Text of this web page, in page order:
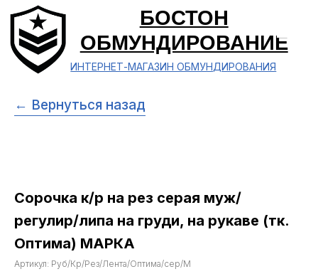
БОСТОН
ОБМУНДИРОВАНИЕ
ИНТЕРНЕТ-МАГАЗИН ОБМУНДИРОВАНИЯ
← Вернуться назад
Сорочка к/р на рез серая муж/
регулир/липа на груди, на рукаве (тк.
Оптима) МАРКА
Артикул: Руб/Кр/Рез/Лента/Оптима/сер/М